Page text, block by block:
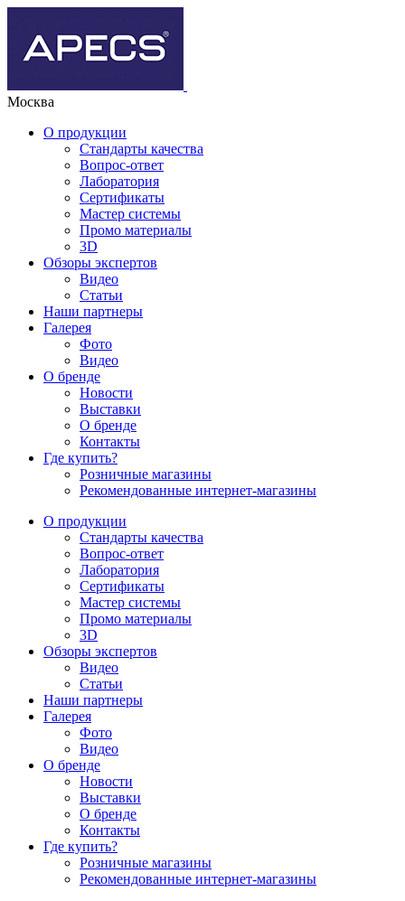
Москва
О продукции
Стандарты качества
Вопрос-ответ
Лаборатория
Сертификаты
Мастер системы
Промо материалы
3D
Обзоры экспертов
Видео
Статьи
Наши партнеры
Галерея
Фото
Видео
О бренде
Новости
Выставки
О бренде
Контакты
Где купить?
Розничные магазины
Рекомендованные интернет-магазины
О продукции
Стандарты качества
Вопрос-ответ
Лаборатория
Сертификаты
Мастер системы
Промо материалы
3D
Обзоры экспертов
Видео
Статьи
Наши партнеры
Галерея
Фото
Видео
О бренде
Новости
Выставки
О бренде
Контакты
Где купить?
Розничные магазины
Рекомендованные интернет-магазины